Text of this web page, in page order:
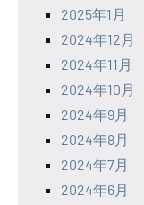
2025年1月
2024年12月
2024年11月
2024年10月
2024年9月
2024年8月
2024年7月
2024年6月